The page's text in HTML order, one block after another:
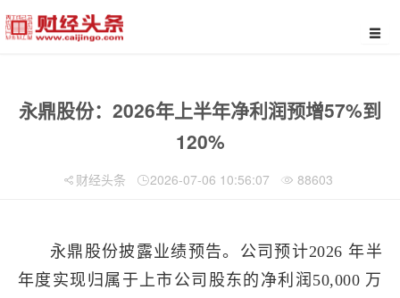
永鼎股份：2026年上半年净利润预增57%到
120%
财经头条 2026-07-06 10:56:07 88603
永鼎股份披露业绩预告。公司预计2026 年半
年度实现归属于上市公司股东的净利润50,000 万